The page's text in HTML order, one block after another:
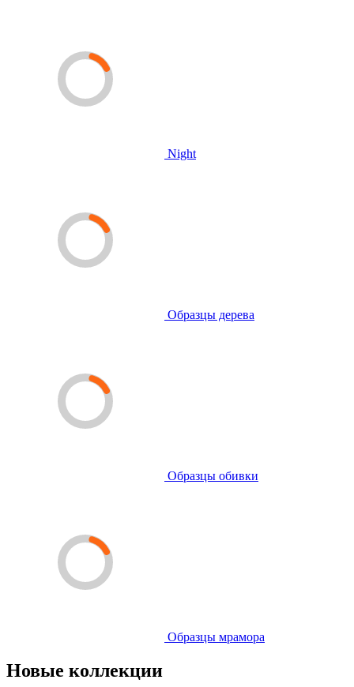
Night
Образцы дерева
Образцы обивки
Образцы мрамора
Новые коллекции